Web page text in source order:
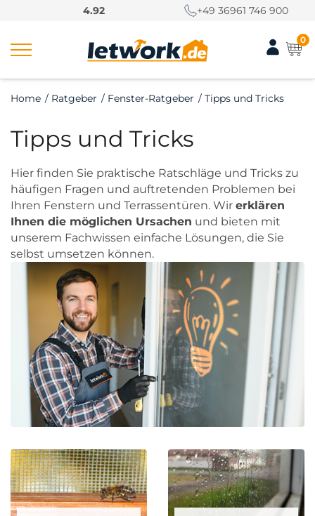
4.92 +49 36961 746 900
0
Home / Ratgeber / Fenster-Ratgeber / Tipps und Tricks
Tipps und Tricks
Hier finden Sie praktische Ratschläge und Tricks zu
häufigen Fragen und auftretenden Problemen bei
Ihren Fenstern und Terrassentüren. Wir erklären
Ihnen die möglichen Ursachen und bieten mit
unserem Fachwissen einfache Lösungen, die Sie
selbst umsetzen können.